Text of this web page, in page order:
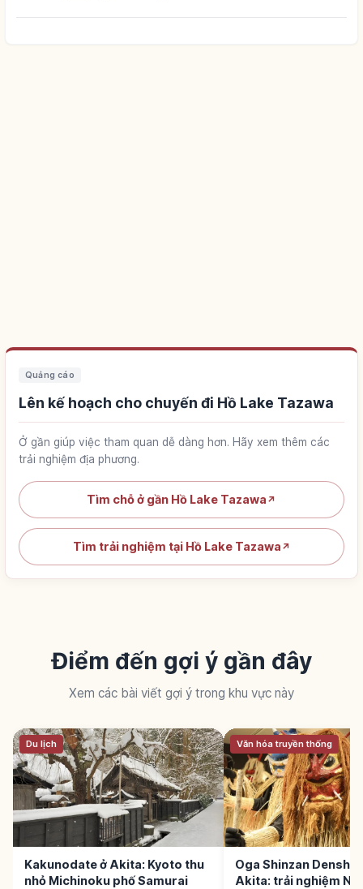
Quảng cáo
Lên kế hoạch cho chuyến đi Hồ Lake Tazawa
Ở gần giúp việc tham quan dễ dàng hơn. Hãy xem thêm các
trải nghiệm địa phương.
Tìm chỗ ở gần Hồ Lake Tazawa ↗
Tìm trải nghiệm tại Hồ Lake Tazawa ↗
Điểm đến gợi ý gần đây
Xem các bài viết gợi ý trong khu vực này
Du lịch
Kakunodate ở Akita: Kyoto thu
nhỏ Michinoku phố Samurai
Văn hóa truyền thống
Oga Shinzan
Akita: trải nghiệm